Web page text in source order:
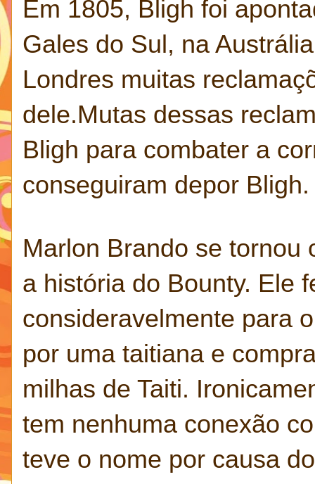
Em 1805, Bligh foi
Gales do Sul, na
Londres muitas
dele.Mutas dessas
Bligh para combater a
conseguiram depor Bligh.
Marlon Brando se tornou
a história do Bounty. Ele
consideravelmente para
por uma taitiana e
milhas de Taiti.
tem nenhuma conexão
teve o nome por causa